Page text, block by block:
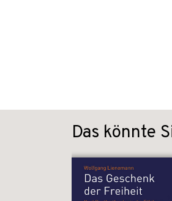
Das könnte